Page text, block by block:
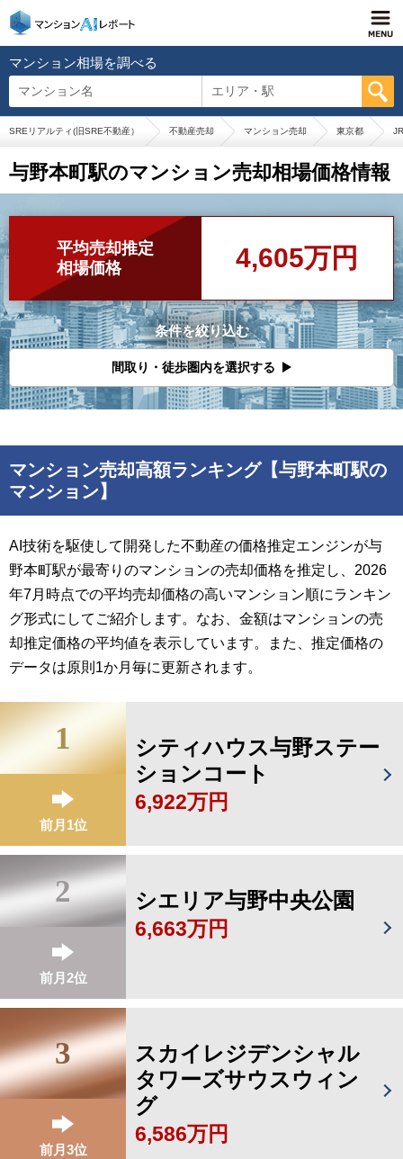
マンション相場を調べる
マンション名 エリア・駅
SREリアルティ(旧SRE不動産） 不動産売却 マンション売却 東京都
与野本町駅のマンション売却相場価格情報
平均売却推定
相場価格
4,605万円
条件を絞り込む
間取り・徒歩圏内を選択する
マンション売却高額ランキング【与野本町駅の
マンション】
AI技術を駆使して開発した不動産の価格推定エンジンが与
野本町駅が最寄りのマンションの売却価格を推定し、2026
年7月時点での平均売却価格の高いマンション順にランキン
グ形式にしてご紹介します。なお、金額はマンションの売
却推定価格の平均値を表示しています。また、推定価格の
データは原則1か月毎に更新されます。
1
前月1位
シティハウス与野ステー
ションコート
6,922万円
2
前月2位
シエリア与野中央公園
6,663万円
3
前月3位
スカイレジデンシャル
タワーズサウスウィン
グ
6,586万円